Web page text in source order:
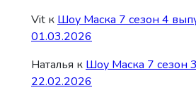
Vit к Шоу Маска 7 сезон 4
01.03.2026
Наталья к Шоу Маска 7 сезон
22.02.2026